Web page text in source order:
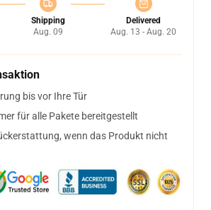
Shipping
Aug. 09
Delivered
Aug. 13 - Aug. 20
bis vor Ihre Tür
für alle Pakete bereitgestellt
wenn das Produkt nicht